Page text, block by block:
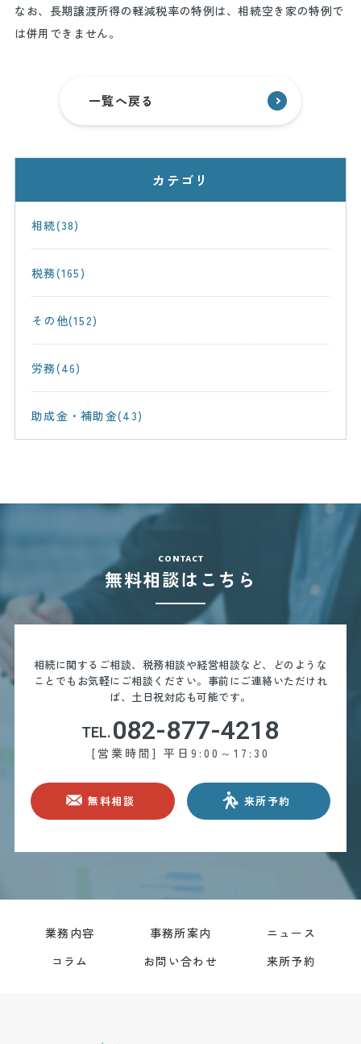
なお、長期譲渡所得の軽減税率の特例は、相続空き家の特例で
は併用できません。
一覧へ戻る
カテゴリ
相続(38)
税務(165)
その他(152)
労務(46)
助成金・補助金(43)
contact
無料相談はこちら
相続に関するご相談、税務相談や経営相談など、どのような
ことでもお気軽にご相談ください。 事前にご連絡いただけれ
ば、土日祝対応も可能です。
TEL.082-877-4218
[営業時間] 平日9:00～17:30
無料相談 来所予約
業務内容 事務所案内
ニュース
コラム
お問い合わせ 来所予約